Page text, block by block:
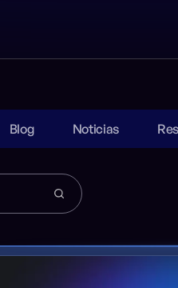
Blog Noticias